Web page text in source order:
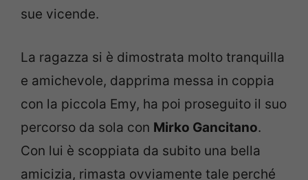
sue vicende.
La ragazza si è dimostrata molto tranquilla
e amichevole, dapprima messa in coppia
con la piccola Emy, ha poi proseguito il suo
percorso da sola con Mirko Gancitano.
Con lui è scoppiata da subito una bella
amicizia, rimasta ovviamente tale perché